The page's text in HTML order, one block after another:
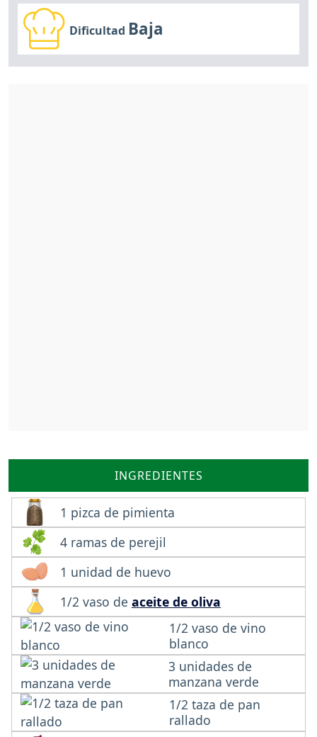
Dificultad Baja
INGREDIENTES
1 pizca de pimienta
4 ramas de perejil
1 unidad de huevo
1/2 vaso de aceite de oliva
1/2 vaso de vino
blanco
3 unidades de
manzana verde
1/2 taza de pan
rallado